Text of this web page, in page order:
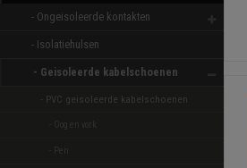
- Ongeisoleerde kontakten
- Isolatiehulsen
- Geisoleerde kabelschoenen
- PVC geisoleerde kabelschoenen
- Oog en vork
- Pen